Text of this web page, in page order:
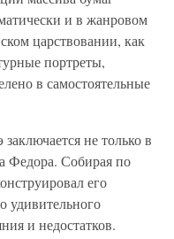
и в жанровом
царствовании, как
портреты,
в самостоятельные
не только в
Федора. Собирая по
его
удивительного
и недостатков.